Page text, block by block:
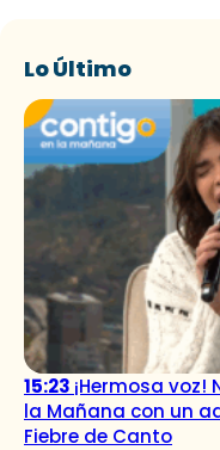
Lo Último
15:23 ¡Hermosa
la Mañana con un
Fiebre de Canto